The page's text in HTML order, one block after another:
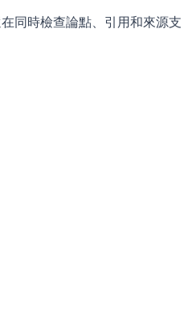
同時檢查論點、引用和來源支